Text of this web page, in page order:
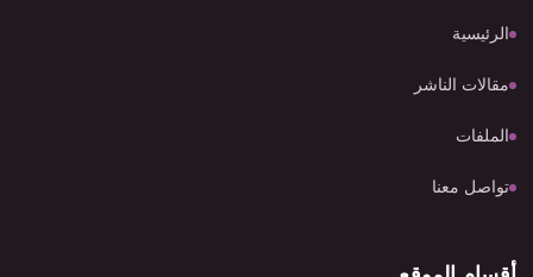
الرئيسية
مقالات الناشر
الملفات
تواصل معنا